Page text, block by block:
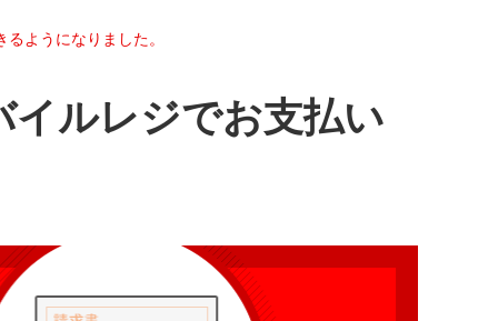
ようになりました。
イルレジでお支払い